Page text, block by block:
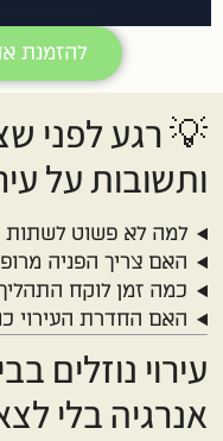
להזמנת
💡 רגע לפני
ותשובות על
למה לא פשוט לשתות
האם צריך הפניה
כמה זמן לוקח
האם החדרת העירוי
עירוי נוזלים
אנרגיה בלי